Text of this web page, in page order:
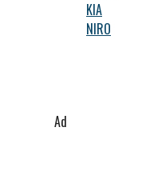
KIA
NIRO
Ad